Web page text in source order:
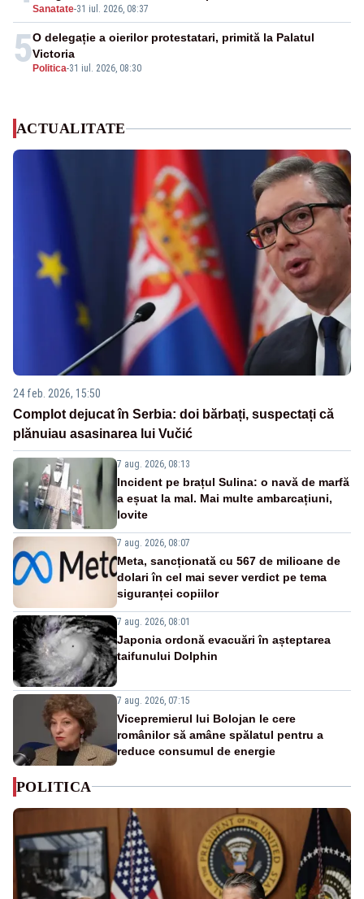
Sanatate-31 iul. 2026, 08:37
5 Politica-31 iul. 2026, 08:30
O delegație a oierilor protestatari, primită la Palatul
Victoria
ACTUALITATE
24 feb. 2026, 15:50
Complot dejucat în Serbia: doi bărbați, suspectați că
plănuiau asasinarea lui Vučić
7 aug. 2026, 08:13
Incident pe brațul Sulina: o navă de marfă
a eșuat la mal. Mai multe ambarcațiuni,
lovite
7 aug. 2026, 08:07
Meta, sancționată cu 567 de milioane de
dolari în cel mai sever verdict pe tema
siguranței copiilor
7 aug. 2026, 08:01
Japonia ordonă evacuări în așteptarea
taifunului Dolphin
7 aug. 2026, 07:15
Vicepremierul lui Bolojan le cere
românilor să amâne spălatul pentru a
reduce consumul de energie
POLITICA